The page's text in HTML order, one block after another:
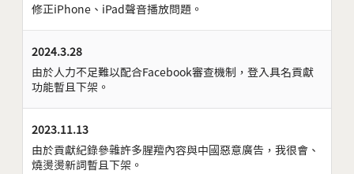
修正iPhone、iPad聲音播放問題。
2024.3.28
由於人力不足難以配合Facebook審查機制，登入具名貢獻
功能暫且下架。
2023.11.13
由於貢獻紀錄參雜許多腥羶內容與中國惡意廣告，我很會、
燒燙燙新詞暫且下架。